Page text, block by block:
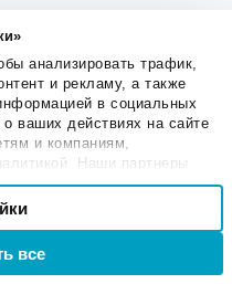
анализировать трафик,
и рекламу, а также
в социальных
ваших действиях на сайте
и компаниям,
Наши партнеры
с предоставленной вами
они получили при
все
— сервис «не знает»
и принимает их за
текста для проверки
пробелами.